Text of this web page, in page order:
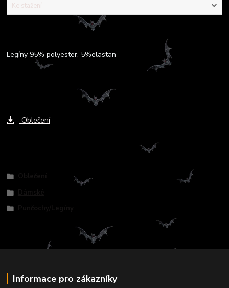
Ke stažení
Legíny 95% polyester, 5%elastan
Oblečení
Informace pro zákazníky